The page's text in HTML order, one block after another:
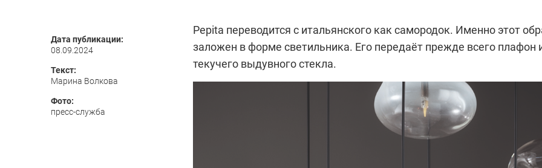
Дата публикации:
08.09.2024
Текст:
Марина Волкова
Фото:
пресс-служба
Pepita переводится с итальянского как самородок. Именно этот
заложен в форме светильника. Его передаёт прежде всего плафон
текучего выдувного стекла.